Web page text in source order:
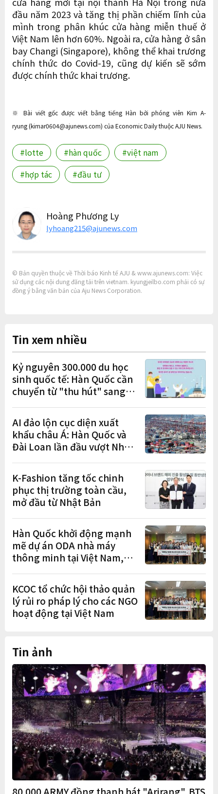
đầu năm 2023 và tăng thị phần chiếm lĩnh của
mình trong phân khúc cửa hàng miễn thuế ở
Việt Nam lên hơn 60%. Ngoài ra, cửa hàng ở sân
bay Changi (Singapore), không thể khai trương
chính thức do Covid-19, cũng dự kiến ​​​​sẽ sớm
được chính thức khai trương.
※ Bài viết gốc được viết bằng tiếng Hàn bởi phóng viên Kim A-
ryung (kimar0604@ajunews.com) của Economic Daily thuộc AJU News.
#lotte #hàn quốc
#việt nam
#hợp tác
#đầu tư
Hoàng Phương Ly
lyhoang215@ajunews.com
© Bản quyền thuộc về Thời báo Kinh tế AJU & www.ajunews.com: Việc
sử dụng các nội dung đăng tải trên vietnam. kyungjeilbo.com phải có sự
đồng ý bằng văn bản của Aju News Corporation.
Tin xem nhiều
Kỷ nguyên 300.000 du học
sinh quốc tế: Hàn Quốc cần
chuyển từ "thu hút" sang
cư"
AI đảo lộn cục diện xuất
khẩu châu Á: Hàn Quốc và
Đài Loan lần đầu vượt Nhật
K-Fashion tăng tốc chinh
phục thị trường toàn cầu,
mở đầu từ Nhật Bản
Hàn Quốc khởi động mạnh
mẽ dự án ODA nhà máy
thông minh tại Việt Nam,
KCOC tổ chức hội thảo quản
lý rủi ro pháp lý cho các NGO
hoạt động tại Việt Nam
Tin ảnh
80.000 ARMY đồng thanh hát "Arirang", BTS